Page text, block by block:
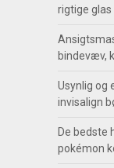
rigtige
bindevæv,
Usynlig og
invisalign
De bedste
pokémon